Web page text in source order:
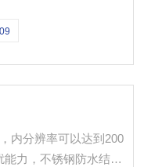
内分辨率可以达到200
力，不锈钢防水结构